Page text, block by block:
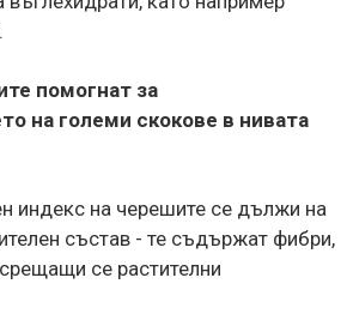
помогнат за
на големи скокове в нивата
индекс на черешите се дължи на
състав - те съдържат фибри,
се растителни